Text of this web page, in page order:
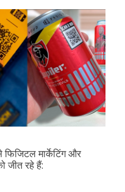
मार्केटिंग और
जीत रहे हैं: